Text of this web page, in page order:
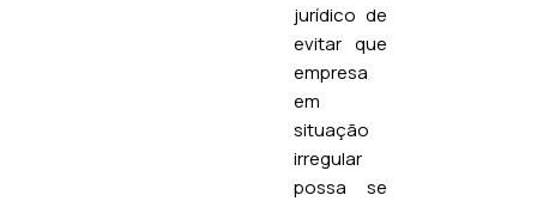
jurídico de
evitar que
empresa
em
situação
irregular
possa se